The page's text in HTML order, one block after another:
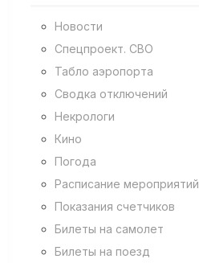
Новости
Спецпроект. СВО
Табло аэропорта
Сводка отключений
Некрологи
Кино
Погода
Расписание мероприятий
Показания счетчиков
Билеты на самолет
Билеты на поезд